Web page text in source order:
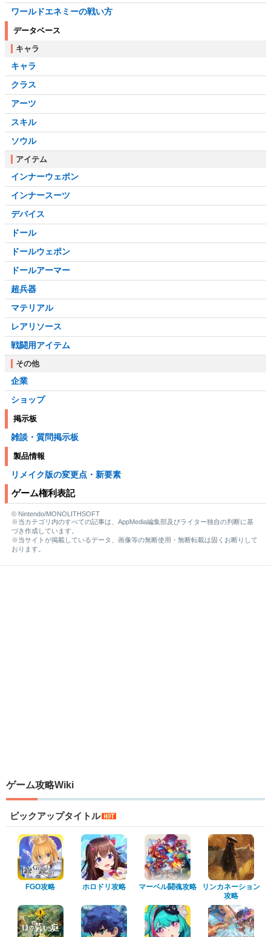
ワールドエネミーの戦い方
データベース
キャラ
キャラ
クラス
アーツ
スキル
ソウル
アイテム
インナーウェポン
インナースーツ
デバイス
ドール
ドールウェポン
ドールアーマー
超兵器
マテリアル
レアリソース
戦闘用アイテム
その他
企業
ショップ
掲示板
雑談・質問掲示板
製品情報
リメイク版の変更点・新要素
ゲーム権利表記
© Nintendo/MONOLITHSOFT
※当カテゴリ内のすべての記事は、AppMedia編集部及びライター独自の判断に基
づき作成しています。
※当サイトが掲載しているデータ、画像等の無断使用・無断転載は固くお断りして
おります。
ゲーム攻略Wiki
ピックアップタイトル
FGO攻略 ホロドリ攻略 マーベル闘魂攻略
リンカネーション
攻略